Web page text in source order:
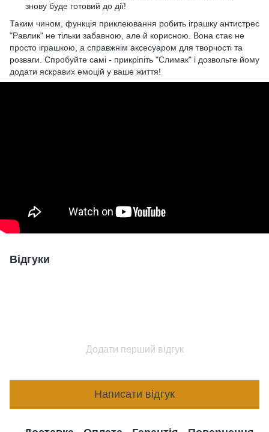
знову буде готовий до дії!
Таким чином, функція приклеювання робить іграшку антистрес
"Равлик" не тільки забавною, але й корисною. Вона стає не
просто іграшкою, а справжнім аксесуаром для творчості та
розваги. Спробуйте самі - прикріпіть "Слимак" і дозвольте йому
додати яскравих емоцій у ваше життя!
Відгуки
Додати перший відгук
Написати відгук